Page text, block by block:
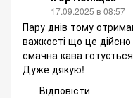
17.09.2025 в 08:57
Пару днів тому
важкості що це
смачна кава
Дуже дякую!
Відповісти